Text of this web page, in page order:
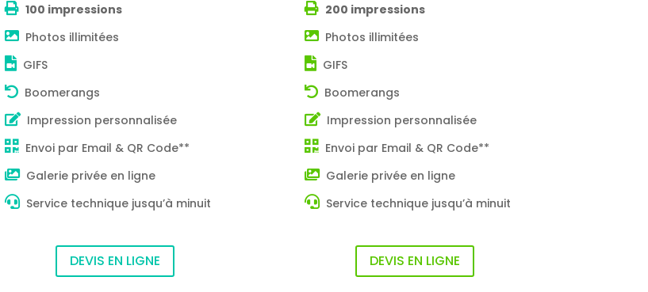
100 impressions
Photos illimitées
GIFS
Boomerangs
Impression personnalisée
Envoi par Email & QR Code**
Galerie privée en ligne
Service technique jusqu’à minuit
DEVIS EN LIGNE
200 impressions
Photos illimitées
GIFS
Boomerangs
Impression personnalisée
Envoi par Email & QR Code**
Galerie privée en ligne
Service technique jusqu’à minuit
DEVIS EN LIGNE